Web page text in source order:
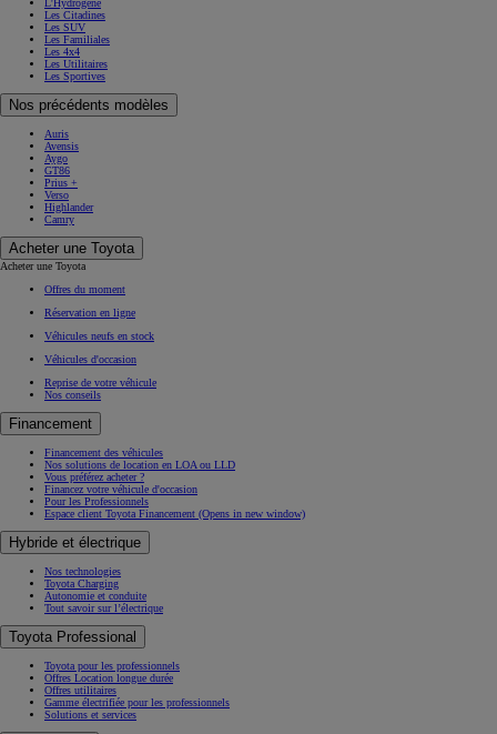
L'Hydrogène
Les Citadines
Les SUV
Les Familiales
Les 4x4
Les Utilitaires
Les Sportives
Nos précédents modèles
Auris
Avensis
Aygo
GT86
Prius +
Verso
Highlander
Camry
Acheter une Toyota
Acheter une Toyota
Offres du moment
Réservation en ligne
Véhicules neufs en stock
Véhicules d'occasion
Reprise de votre véhicule
Nos conseils
Financement
Financement des véhicules
Nos solutions de location en LOA ou LLD
Vous préférez acheter ?
Financez votre véhicule d'occasion
Pour les Professionnels
Espace client Toyota Financement (Opens in new window)
Hybride et électrique
Nos technologies
Toyota Charging
Autonomie et conduite
Tout savoir sur l’électrique
Toyota Professional
Toyota pour les professionnels
Offres Location longue durée
Offres utilitaires
Gamme électrifiée pour les professionnels
Solutions et services